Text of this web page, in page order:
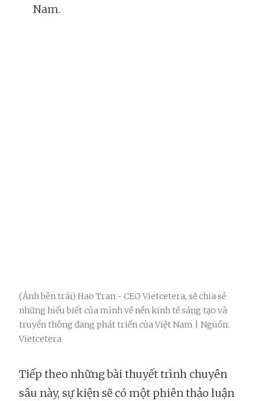
Nam.
(Ảnh bên trái) Hao Tran - CEO Vietcetera, sẽ chia sẻ
những hiểu biết của mình về nền kinh tế sáng tạo và
truyền thông đang phát triển của Việt Nam | Nguồn:
Vietcetera
Tiếp theo những bài thuyết trình chuyên
sâu này, sự kiện sẽ có một phiên thảo luận